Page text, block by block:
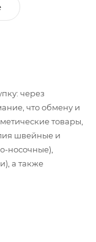
через
что обмену и
товары,
швейные и
носочные),
а также